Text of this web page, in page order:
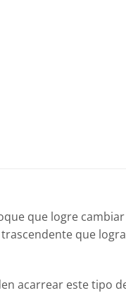
que logre
que
acarrear este tipo